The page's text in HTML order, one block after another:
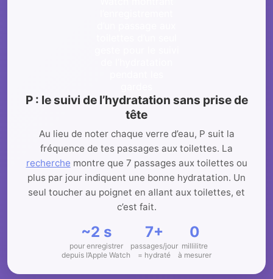
P : le suivi de l’hydratation sans prise de
tête
Au lieu de noter chaque verre d’eau, P suit la
fréquence de tes passages aux toilettes. La
recherche montre que 7 passages aux toilettes ou
plus par jour indiquent une bonne hydratation. Un
seul toucher au poignet en allant aux toilettes, et
c’est fait.
~2 s
pour enregistrer
depuis l’Apple Watch
7+
passages/jour
= hydraté
0
millilitre
à mesurer